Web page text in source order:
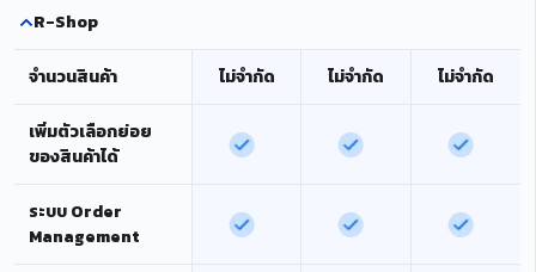
R-Shop
จำนวนสินค้า ไม่จำกัด ไม่จำกัด ไม่จำกัด
เพิ่มตัวเลือกย่อย
ของสินค้าได้
ระบบ Order
Management